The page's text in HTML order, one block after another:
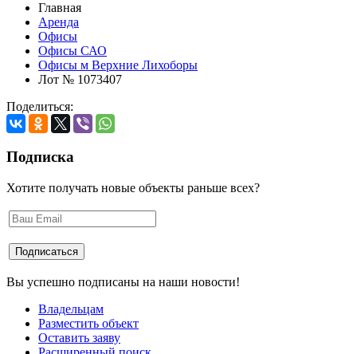
Главная
Аренда
Офисы
Офисы САО
Офисы м Верхние Лихоборы
Лот № 1073407
Поделиться:
Подписка
Хотите получать новые объекты раньше всех?
Вы успешно подписаны на наши новости!
Владельцам
Разместить объект
Оставить заяву